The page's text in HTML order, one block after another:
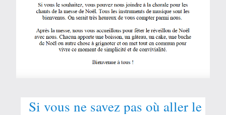
Si vous ne savez pas où aller le